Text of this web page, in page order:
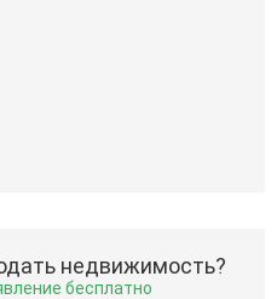
недвижимость?
бесплатно